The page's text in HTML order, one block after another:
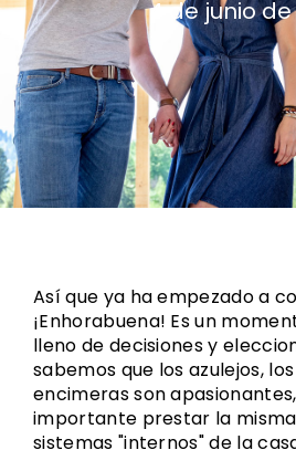
4 de junio de
Así que ya ha empezado a
¡Enhorabuena! Es un
lleno de decisiones y
sabemos que los azulejos,
encimeras son
importante prestar la
sistemas "internos" de la